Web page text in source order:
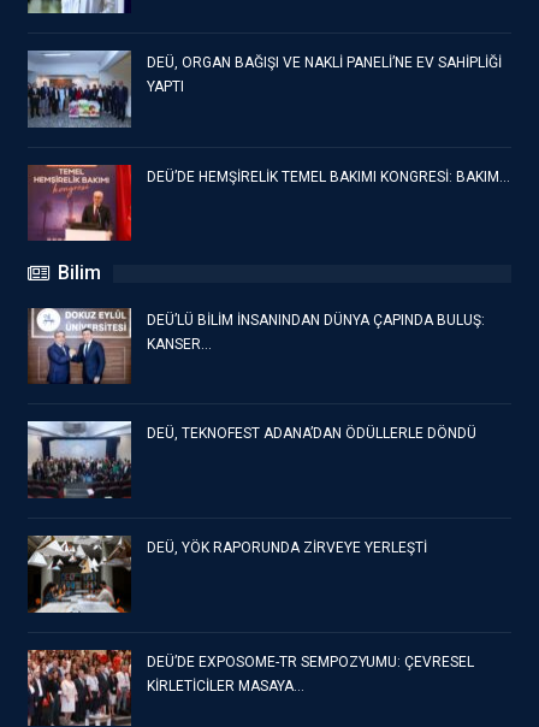
DEÜ, ORGAN BAĞIŞI VE NAKLİ PANELİ’NE EV SAHİPLİĞİ
YAPTI
DEÜ’DE HEMŞİRELİK TEMEL BAKIMI KONGRESİ: BAKIM…
Bilim
DEÜ’LÜ BİLİM İNSANINDAN DÜNYA ÇAPINDA BULUŞ:
KANSER…
DEÜ, TEKNOFEST ADANA’DAN ÖDÜLLERLE DÖNDÜ
DEÜ, YÖK RAPORUNDA ZİRVEYE YERLEŞTİ
DEÜ’DE EXPOSOME-TR SEMPOZYUMU: ÇEVRESEL
KİRLETİCİLER MASAYA…